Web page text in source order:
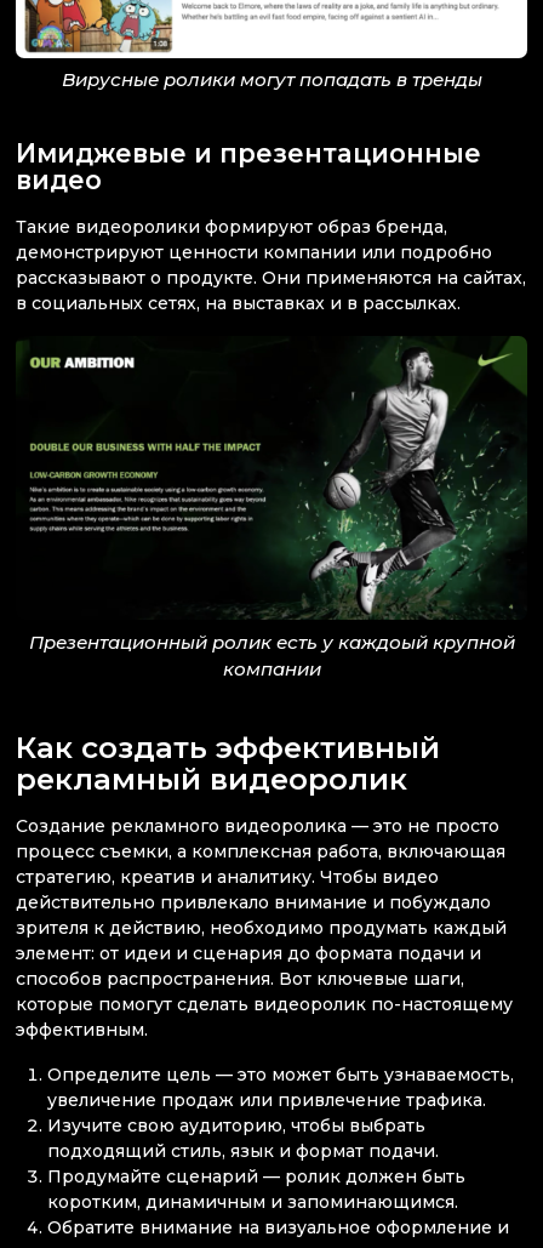
Вирусные ролики могут попадать в тренды
Имиджевые и презентационные
видео
Такие видеоролики формируют образ бренда,
демонстрируют ценности компании или подробно
рассказывают о продукте. Они применяются на сайтах,
в социальных сетях, на выставках и в рассылках.
Презентационный ролик есть у каждоый крупной
компании
Как создать эффективный
рекламный видеоролик
Создание рекламного видеоролика — это не просто
процесс съемки, а комплексная работа, включающая
стратегию, креатив и аналитику. Чтобы видео
действительно привлекало внимание и побуждало
зрителя к действию, необходимо продумать каждый
элемент: от идеи и сценария до формата подачи и
способов распространения. Вот ключевые шаги,
которые помогут сделать видеоролик по-настоящему
эффективным.
Определите цель — это может быть узнаваемость,
увеличение продаж или привлечение трафика.
Изучите свою аудиторию, чтобы выбрать
подходящий стиль, язык и формат подачи.
Продумайте сценарий — ролик должен быть
коротким, динамичным и запоминающимся.
Обратите внимание на визуальное оформление и